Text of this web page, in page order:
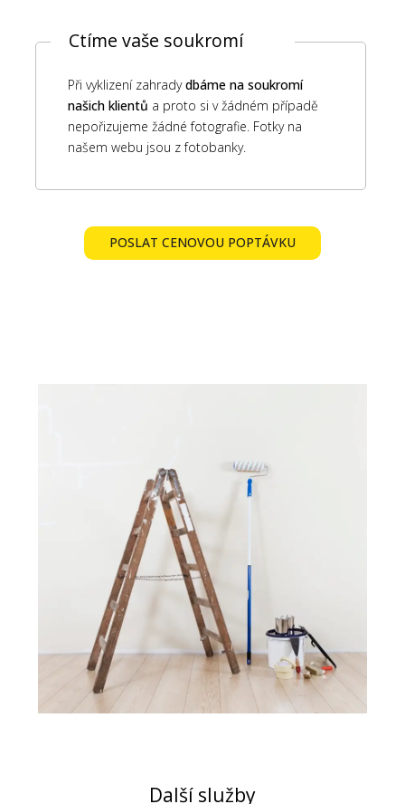
Ctíme vaše soukromí
Při vyklizení zahradydbáme na soukromí
našich klientů a proto si v žádném případě
nepořizujeme žádné fotografie. Fotky na
našem webu jsou z fotobanky.
POSLAT CENOVOU POPTÁVKU
Další služby